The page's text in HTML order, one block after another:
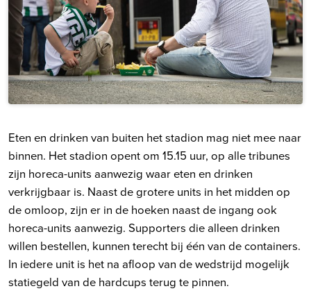
Eten en drinken van buiten het stadion mag niet mee naar
binnen. Het stadion opent om 15.15 uur, op alle tribunes
zijn horeca-units aanwezig waar eten en drinken
verkrijgbaar is. Naast de grotere units in het midden op
de omloop, zijn er in de hoeken naast de ingang ook
horeca-units aanwezig. Supporters die alleen drinken
willen bestellen, kunnen terecht bij één van de containers.
In iedere unit is het na afloop van de wedstrijd mogelijk
statiegeld van de hardcups terug te pinnen.